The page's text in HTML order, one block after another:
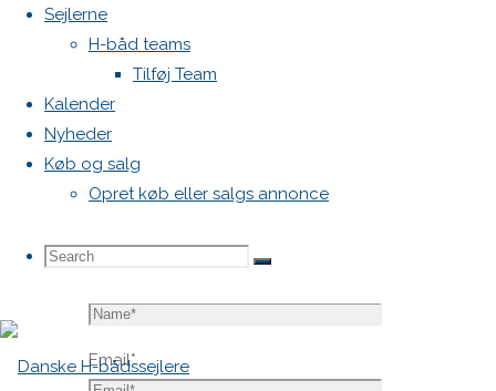
Sejlerne
H-båd teams
Tilføj Team
Kalender
Nyheder
Køb og salg
Opret køb eller salgs annonce
Search
Search
Search
markeret
med*
Comment
Email*